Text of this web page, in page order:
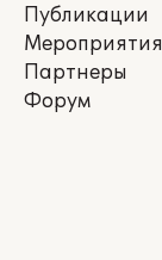
Публикации
Мероприятия
Партнеры
Форум